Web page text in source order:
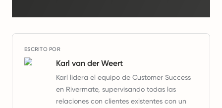
ESCRITO POR
Karl van der Weert
Karl lidera el equipo de Customer Success
en Rivermate, supervisando todas las
relaciones con clientes existentes con un